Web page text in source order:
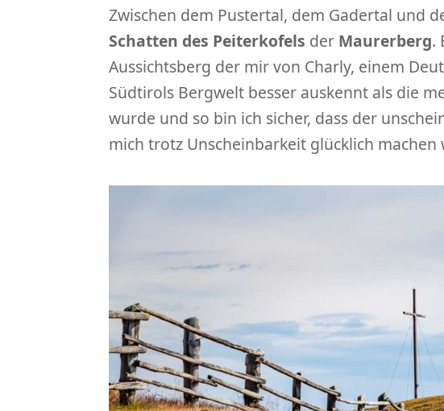
Zwischen dem Pustertal, dem Gadertal und
Schatten des Peiterkofels der Maurerberg.
Aussichtsberg der mir von Charly, einem
Südtirols Bergwelt besser auskennt als die
wurde und so bin ich sicher, dass der
mich trotz Unscheinbarkeit glücklich machen